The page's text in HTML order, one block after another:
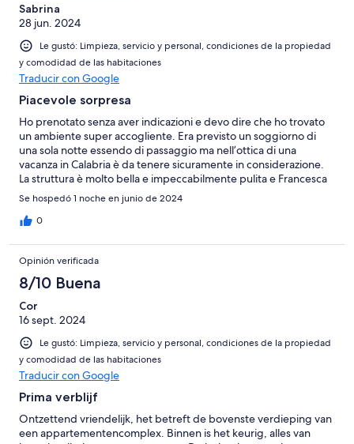
Sabrina
28 jun. 2024
Le gustó: Limpieza, servicio y personal, condiciones de la propiedad
y comodidad de las habitaciones
Traducir con Google
Piacevole sorpresa
Ho prenotato senza aver indicazioni e devo dire che ho trovato
un ambiente super accogliente. Era previsto un soggiorno di
una sola notte essendo di passaggio ma nell’ottica di una
vacanza in Calabria è da tenere sicuramente in considerazione.
La struttura è molto bella e impeccabilmente pulita e Francesca
e il papà sono stati molto ospitali. Lo consiglio veramente
Se hospedó 1 noche en junio de 2024
0
Opinión verificada
8/10 Buena
Cor
16 sept. 2024
Le gustó: Limpieza, servicio y personal, condiciones de la propiedad
y comodidad de las habitaciones
Traducir con Google
Prima verblijf
Ontzettend vriendelijk, het betreft de bovenste verdieping van
een appartementencomplex. Binnen is het keurig, alles van